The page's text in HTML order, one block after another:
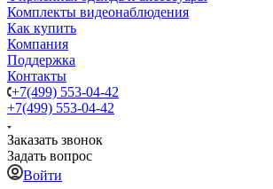
Комплекты видеонаблюдения
Как купить
Компания
Поддержка
Контакты
+7(499) 553-04-42
+7(499) 553-04-42
Заказать звонок
Задать вопрос
Войти